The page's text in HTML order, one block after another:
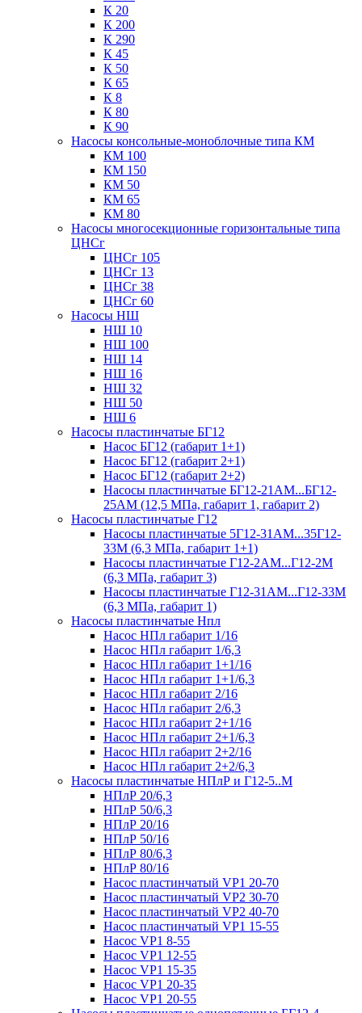
К 20
К 200
К 290
К 45
К 50
К 65
К 8
К 80
К 90
Насосы консольные-моноблочные типа КМ
КМ 100
КМ 150
КМ 50
КМ 65
КМ 80
Насосы многосекционные горизонтальные типа
ЦНСг
ЦНСг 105
ЦНСг 13
ЦНСг 38
ЦНСг 60
Насосы НШ
НШ 10
НШ 100
НШ 14
НШ 16
НШ 32
НШ 50
НШ 6
Насосы пластинчатые БГ12
Насос БГ12 (габарит 1+1)
Насос БГ12 (габарит 2+1)
Насос БГ12 (габарит 2+2)
Насосы пластинчатые БГ12-21АМ...БГ12-
25АМ (12,5 МПа, габарит 1, габарит 2)
Насосы пластинчатые Г12
Насосы пластинчатые 5Г12-31АМ...35Г12-
33М (6,3 МПа, габарит 1+1)
Насосы пластинчатые Г12-2АМ...Г12-2М
(6,3 МПа, габарит 3)
Насосы пластинчатые Г12-31АМ...Г12-33М
(6,3 МПа, габарит 1)
Насосы пластинчатые Нпл
Насос НПл габарит 1/16
Насос НПл габарит 1/6,3
Насос НПл габарит 1+1/16
Насос НПл габарит 1+1/6,3
Насос НПл габарит 2/16
Насос НПл габарит 2/6,3
Насос НПл габарит 2+1/16
Насос НПл габарит 2+1/6,3
Насос НПл габарит 2+2/16
Насос НПл габарит 2+2/6,3
Насосы пластинчатые НПлР и Г12-5..М
НПлР 20/6,3
НПлР 50/6,3
НПлР 20/16
НПлР 50/16
НПлР 80/6,3
НПлР 80/16
Насос пластинчатый VP1 20-70
Насос пластинчатый VP2 30-70
Насос пластинчатый VP2 40-70
Насос пластинчатый VP1 15-55
Насос VP1 8-55
Насос VP1 12-55
Насос VP1 15-35
Насос VP1 20-35
Насос VP1 20-55